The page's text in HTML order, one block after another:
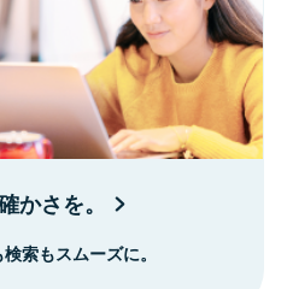
かさを。
索もスムーズに。